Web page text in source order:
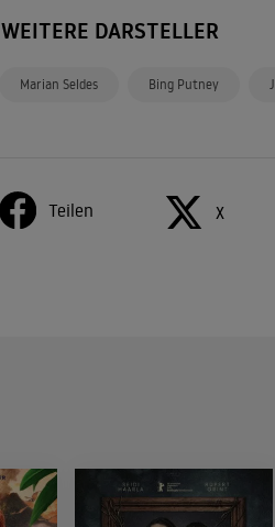
WEITERE DARSTELLER
Marian Seldes Bing Putney
Teilen X